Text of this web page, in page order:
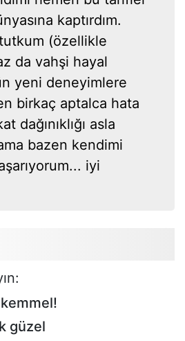
kaptırdım.
(özellikle
da vahşi hayal
yeni deneyimlere
birkaç aptalca hata
dağınıklığı asla
bazen kendimi
iyi
güzel